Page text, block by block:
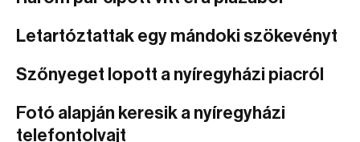
Letartóztattak egy mándoki szökevényt
Szőnyeget lopott a nyíregyházi piacról
Fotó alapján keresik a nyíregyházi
telefontolvajt